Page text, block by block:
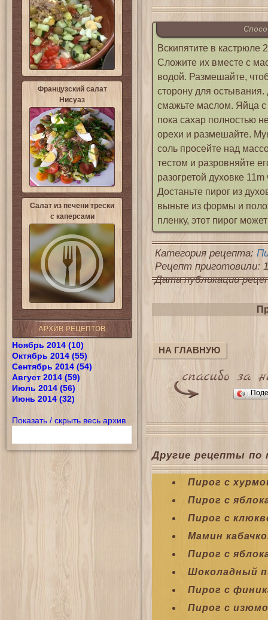
Французский салат
Нисуаз
Салат из печени трески
с каперсами
АРХИВ РЕЦЕПТОВ
Ноябрь 2014 (10)
Октябрь 2014 (55)
Сентябрь 2014 (54)
Август 2014 (59)
Июль 2014 (56)
Июнь 2014 (32)
Показать / скрыть весь архив
Вскипятите в кастрюле
Сложите их вместе с
водой. Размешайте,
сторону для
смажьте маслом. Яйца с
пока сахар полностью
орехи и размешайте.
соль просейте над
тестом и разровняйте
разогретой духовке
Достаньте пирог из
выньте из формы и
пленку, этот пирог
Категория рецепта:
Рецепт приготовили:
Дата публикации
НА ГЛАВНУЮ
Другие рецепты по
Пирог с
Пирог с
Пирог с
Мамин
Пирог с
Шоколадный
Пирог с
Пирог с